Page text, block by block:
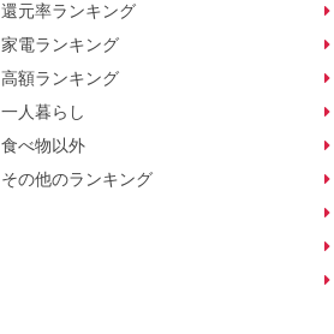
還元率ランキング
家電ランキング
高額ランキング
一人暮らし
食べ物以外
その他のランキング